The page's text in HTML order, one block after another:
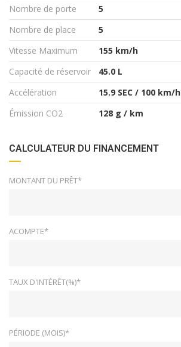
Nombre de porte
5
Nombre de place
5
Vitesse Maximum
155 km/h
Capacité de réservoir
45.0 L
Accélération
15.9 SEC / 100 km/h
Émission CO2
128 g / km
CALCULATEUR DU FINANCEMENT
MONTANT DU PRÊT*
ACOMPTE*
TAUX D'INTÉRÊT(%)*
PÉRIODE (MOIS)*